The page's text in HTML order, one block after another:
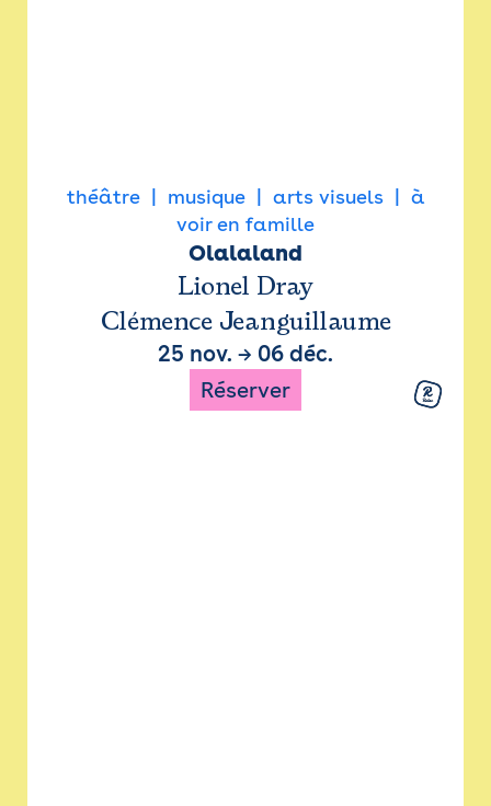
théâtre musique arts visuels
à
voir en famille
Olalaland
Lionel Dray
Clémence Jeanguillaume
25 nov. → 06 déc.
Réserver